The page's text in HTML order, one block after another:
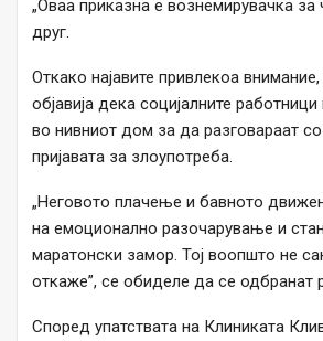
„Оваа приказна е вознемирувачка
друг.
Откако најавите привлекоа
објавија дека социјалните
во нивниот дом за да разговараат
пријавата за злоупотреба.
„Неговото плачење и бавното
на емоционално разочарување и
маратонски замор. Тој воопшто не
откаже”, се обиделе да се одбранат
Според упатствата на Клиниката